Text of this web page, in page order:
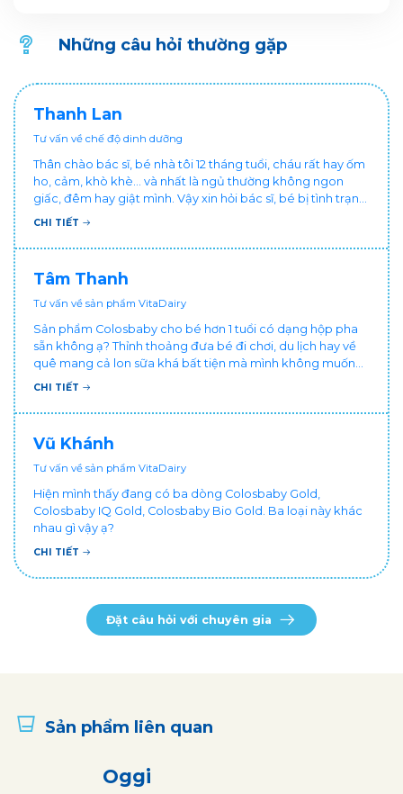
Những câu hỏi thường gặp
Thanh Lan
Tư vấn về chế độ dinh dưỡng
Thân chào bác sĩ, bé nhà tôi 12 tháng tuổi, cháu rất hay ốm
ho, cảm, khò khè... và nhất là ngủ thường không ngon
giấc, đêm hay giật mình. Vậy xin hỏi bác sĩ, bé bị tình trạng
vậy nên làm sao để con khỏe mạnh và ngủ ngon giấc hơn
chăm cháu hay ốm ạ?. Cảm ơn bác sĩ.
CHI TIẾT
Tâm Thanh
Tư vấn về sản phẩm VitaDairy
Sản phẩm Colosbaby cho bé hơn 1 tuổi có dạng hộp pha
sẵn không ạ? Thỉnh thoảng đưa bé đi chơi, du lịch hay về
quê mang cả lon sữa khá bất tiện mà mình không muốn
đổi cho bé dùng sữa tươi hộp khác sợ bé nạ sữa ảnh
CHI TIẾT
Vũ Khánh
Tư vấn về sản phẩm VitaDairy
Hiện mình thấy đang có ba dòng Colosbaby Gold,
Colosbaby IQ Gold, Colosbaby Bio Gold. Ba loại này khác
nhau gì vậy ạ?
CHI TIẾT
Đặt câu hỏi với chuyên gia
Sản phẩm liên quan
Oggi